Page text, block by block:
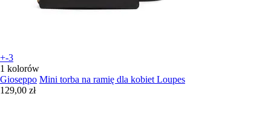
+-3
1 kolorów
Gioseppo Mini torba na ramię dla kobiet Loupes
129,00 zł